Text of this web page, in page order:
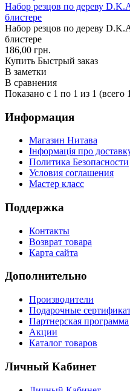
Набор резцов по дереву
блистере
Набор резцов по дереву
блистере
186,00 грн.
Купить Быстрый заказ
В заметки
В сравнения
Показано с 1 по 1 из 1 (всего
Информация
Магазин Нитава
Інформація про
Политика Безопасности
Условия соглашения
Мастер класс
Поддержка
Контакты
Возврат товара
Карта сайта
Дополнительно
Производители
Подарочные
Партнерская программа
Акции
Каталог товаров
Личный Кабинет